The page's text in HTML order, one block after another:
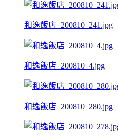
和逸飯店_200810_241.jpg
和逸飯店_200810_4.jpg
和逸飯店_200810_280.jpg